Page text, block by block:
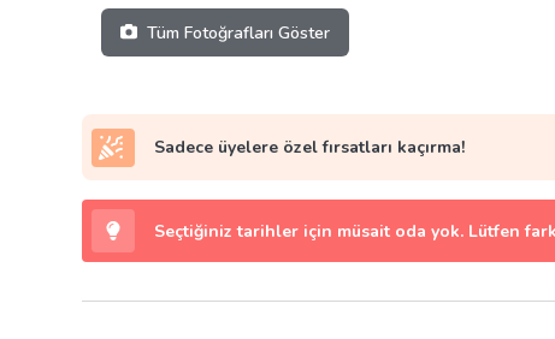
Tüm Fotoğrafları Göster
Sadece üyelere özel fırsatları kaçırma!
Seçtiğiniz tarihler için müsait oda yok. Lütfen